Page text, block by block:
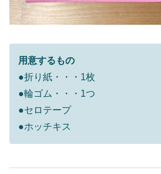
用意するもの
●折り紙・・・1枚
●輪ゴム・・・1つ
●セロテープ
●ホッチキス